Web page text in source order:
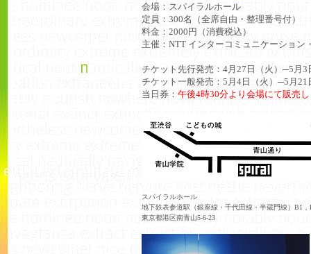
会場：スパイラルホール
定員：300名（全席自由・整理番号付）
料金：2000円（消費税込）
主催：NTT インターコミュニケーション
チケット先行発売：4月27日（火）─5月3
チケット一般発売：5月4日（火）─5月21
当日券： 午後4時30分より会場にて販売
スパイラルホール
地下鉄表参道駅（銀座線・千代田線・半蔵門線）B1，
東京都港区南青山5-6-23